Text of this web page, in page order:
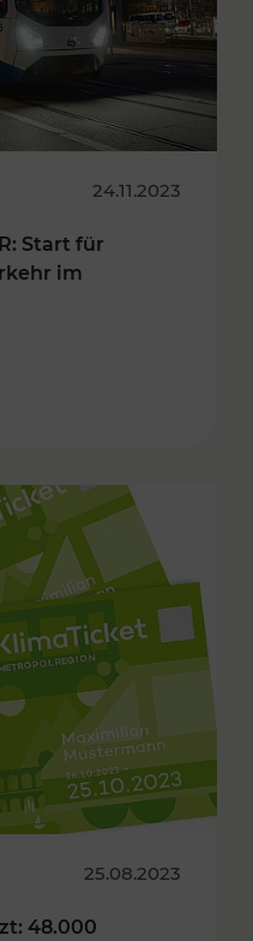
24.11.2023
Start für
im
25.08.2023
48.000